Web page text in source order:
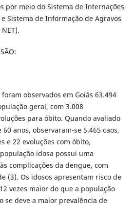
por meio do Sistema de Internações
e Sistema de Informação de Agravos
observados em Goiás 63.494
geral, com 3.008
para óbito. Quando avaliado
anos, observaram-se 5.465 caos,
e 22 evoluções com óbito,
idosa possui uma
complicações da dengue, com
(3). Os idosos apresentam risco de
vezes maior do que a população
se deve a maior prevalência de